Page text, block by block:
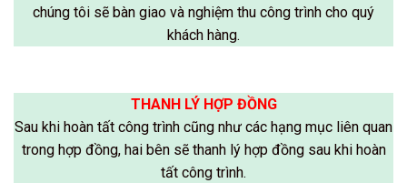
chúng tôi sẽ bàn giao và nghiệm thu công trình cho quý
khách hàng.
THANH LÝ HỢP ĐỒNG
Sau khi hoàn tất công trình cũng như các hạng mục liên quan
trong hợp đồng, hai bên sẽ thanh lý hợp đồng sau khi hoàn
tất công trình.